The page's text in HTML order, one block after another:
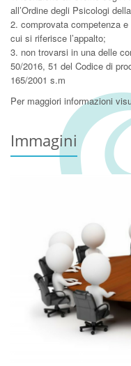
all’Ordine degli Psicologi
2. comprovata competenza
cui si riferisce l’appalto;
3. non trovarsi in una delle
50/2016, 51 del Codice di
165/2001 s.m
Per maggiori informazioni
Immagini